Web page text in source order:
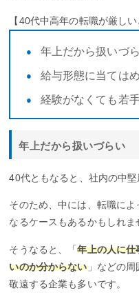
【40代中高年の転職が厳し
年上だから扱いづ
給与形態に当ては
経験がなくても若
年上だから扱いづらい
40代ともなると、社内の中堅
そのため、中には、転職に
なるケースもあるかもしれま
そうなると、「年上の人に仕
いのか分からない」などの周
敬遠する企業も多いです。